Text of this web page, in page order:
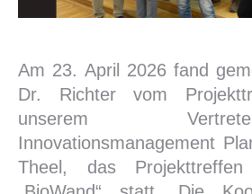
Am 23. April 2026 fand
Dr. Richter vom
unserem
Innovationsmanagement
Theel, das